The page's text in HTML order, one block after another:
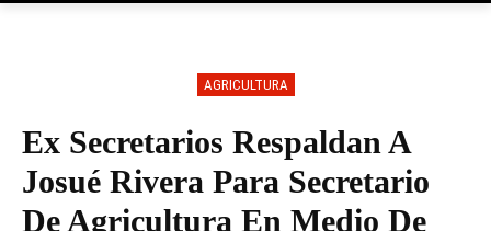
AGRICULTURA
Ex Secretarios Respaldan A
Josué Rivera Para Secretario
De Agricultura En Medio De